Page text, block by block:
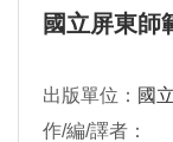
國立屏東師
出版單位： 國
作/編/譯者：